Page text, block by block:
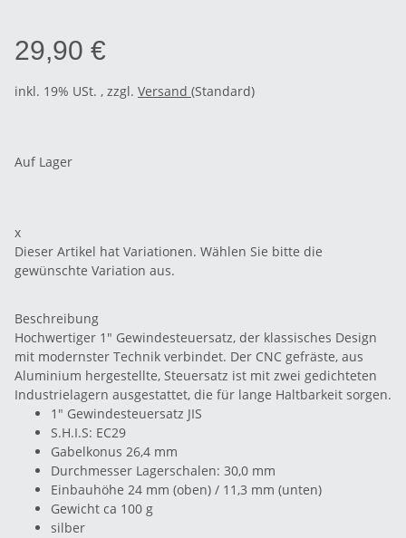
29,90 €
inkl. 19% USt. , zzgl. Versand (Standard)
Auf Lager
x
Dieser Artikel hat Variationen. Wählen Sie bitte die
gewünschte Variation aus.
Beschreibung
Hochwertiger 1" Gewindesteuersatz, der klassisches Design
mit modernster Technik verbindet. Der CNC gefräste, aus
Aluminium hergestellte, Steuersatz ist mit zwei gedichteten
Industrielagern ausgestattet, die für lange Haltbarkeit sorgen.
1" Gewindesteuersatz JIS
S.H.I.S: EC29
Gabelkonus 26,4 mm
Durchmesser Lagerschalen: 30,0 mm
Einbauhöhe 24 mm (oben) / 11,3 mm (unten)
Gewicht ca 100 g
silber